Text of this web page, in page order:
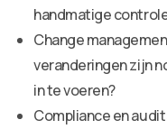
handmatige
Change
veranderingen zijn
in te voeren?
Compliance en